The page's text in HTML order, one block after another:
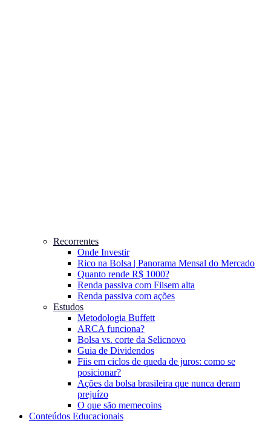
Recorrentes
Onde Investir
Rico na Bolsa | Panorama Mensal do Mercado
Quanto rende R$ 1000?
Renda passiva com Fiisem alta
Renda passiva com ações
Estudos
Metodologia Buffett
ARCA funciona?
Bolsa vs. corte da Selicnovo
Guia de Dividendos
Fiis em ciclos de queda de juros: como se
posicionar?
Ações da bolsa brasileira que nunca deram
prejuízo
O que são memecoins
Conteúdos Educacionais